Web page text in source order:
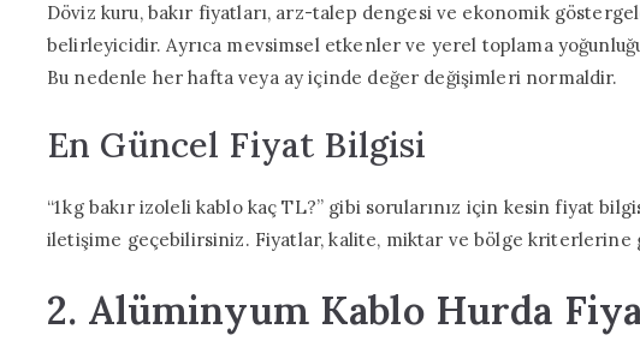
Döviz kuru, bakır fiyatları, arz-talep dengesi ve ekonomik
belirleyicidir. Ayrıca mevsimsel etkenler ve yerel toplama
Bu nedenle her hafta veya ay içinde değer değişimleri normaldir.
En Güncel Fiyat Bilgisi
“1 kg bakır izoleli kablo kaç TL?” gibi sorularınız için kesin fiyat
iletişime geçebilirsiniz. Fiyatlar, kalite, miktar ve bölge kriterlerine
2. Alüminyum Kablo Hurda